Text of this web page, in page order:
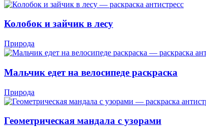
Колобок и зайчик в лесу
Природа
Мальчик едет на велосипеде раскраска
Природа
Геометрическая мандала с узорами